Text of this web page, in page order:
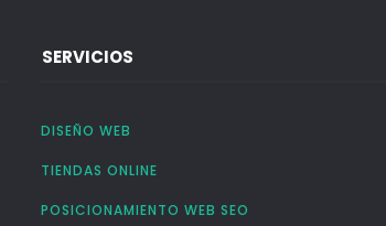
SERVICIOS
DISEÑO WEB
TIENDAS ONLINE
POSICIONAMIENTO WEB SEO